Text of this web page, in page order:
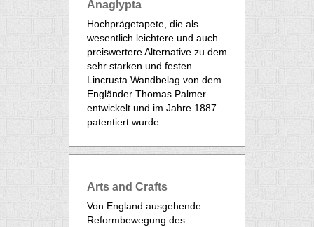
Anaglypta
Hochprägetapete, die als
wesentlich leichtere und auch
preiswertere Alternative zu dem
sehr starken und festen
Lincrusta Wandbelag von dem
Engländer Thomas Palmer
entwickelt und im Jahre 1887
patentiert wurde...
Arts and Crafts
Von England ausgehende
Reformbewegung des